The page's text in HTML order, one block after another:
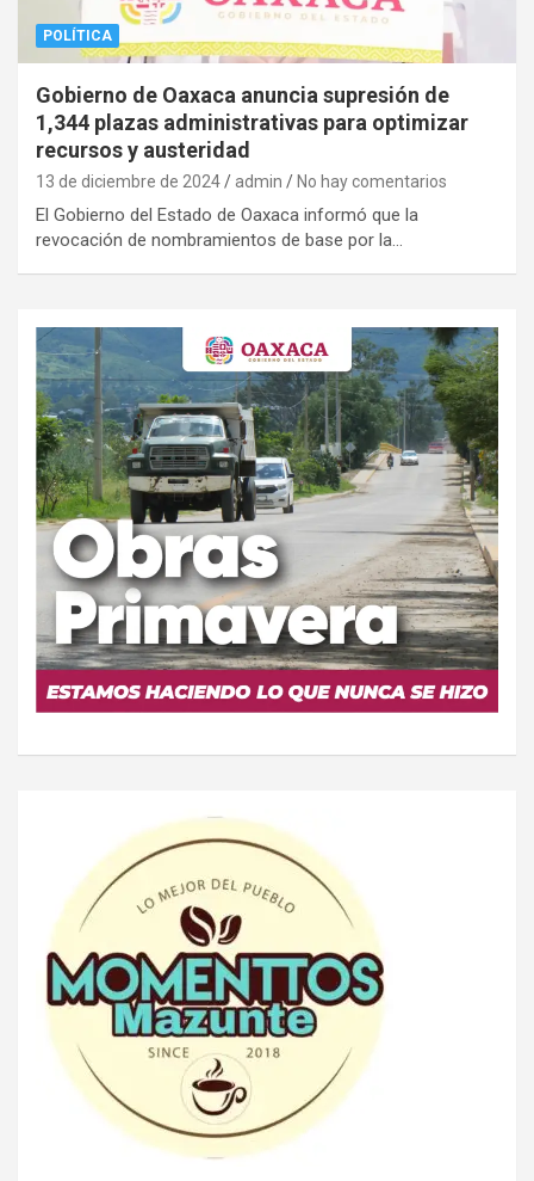
POLÍTICA
Gobierno de Oaxaca anuncia supresión de
1,344 plazas administrativas para optimizar
recursos y austeridad
13 de diciembre de 2024 admin No hay comentarios
El Gobierno del Estado de Oaxaca informó que la
revocación de nombramientos de base por la…